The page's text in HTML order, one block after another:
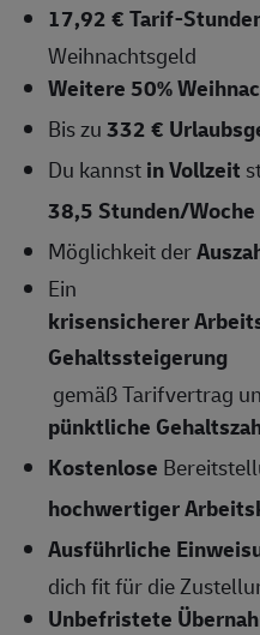
17,92 € Tarif-
Weihnachtsgeld
Weitere 50%
Bis zu332 €
Du kannstin Vollzeit
38,5 Stunden/Woche
Möglichkeit der
Ein
krisensicherer
Gehaltssteigerung
gemäß Tarifvertrag
pünktliche
Kostenlose
hochwertiger
Ausführliche
dich fit für die
Unbefristete